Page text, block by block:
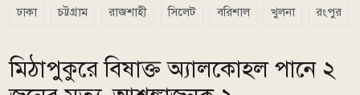
ঢাকা চট্টগ্রাম রাজশাহী সিলেট বরিশাল খুলনা রংপুর
মিঠাপুকুরে বিষাক্ত অ্যালকোহল পানে ২